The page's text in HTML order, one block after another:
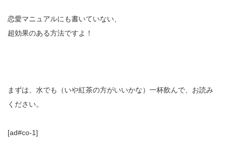
恋愛マニュアルにも書いていない、
超効果のある方法ですよ！
まずは、水でも（いや紅茶の方がいいかな）一杯飲んで、お読み
ください。
[ad#co-1]